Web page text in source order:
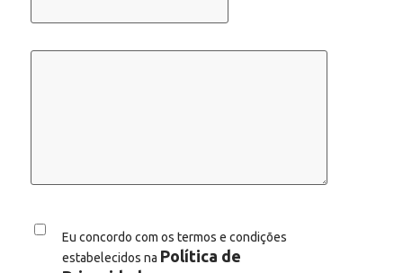
Eu concordo com os termos e condições
estabelecidos na Política de